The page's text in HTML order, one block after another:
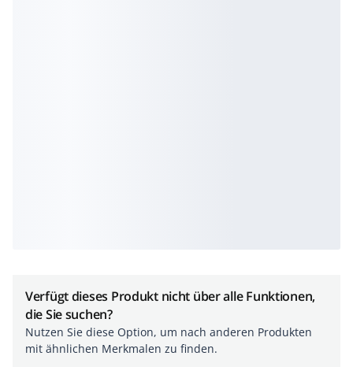
Verfügt dieses Produkt nicht über alle Funktionen,
die Sie suchen?
Nutzen Sie diese Option, um nach anderen Produkten
mit ähnlichen Merkmalen zu finden.